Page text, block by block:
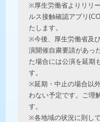
※厚生労働省よりリリ
ルス接触確認アプリ
たします。
※今後、厚生労働省及
演開催自粛要請があっ
た場合には公演を延期
す。
※延期・中止の場合以
わない予定です。ご理
す。
※各地域の状況に則し